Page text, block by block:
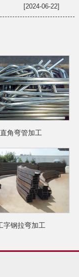
[2024-06-22]
直角弯管加工
字钢拉弯加工